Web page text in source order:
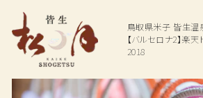
鳥取県米子皆生温
【バルセロナ2】楽
2018
Top